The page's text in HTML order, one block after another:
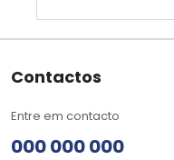
Contactos
Entre em contacto
000 000 000